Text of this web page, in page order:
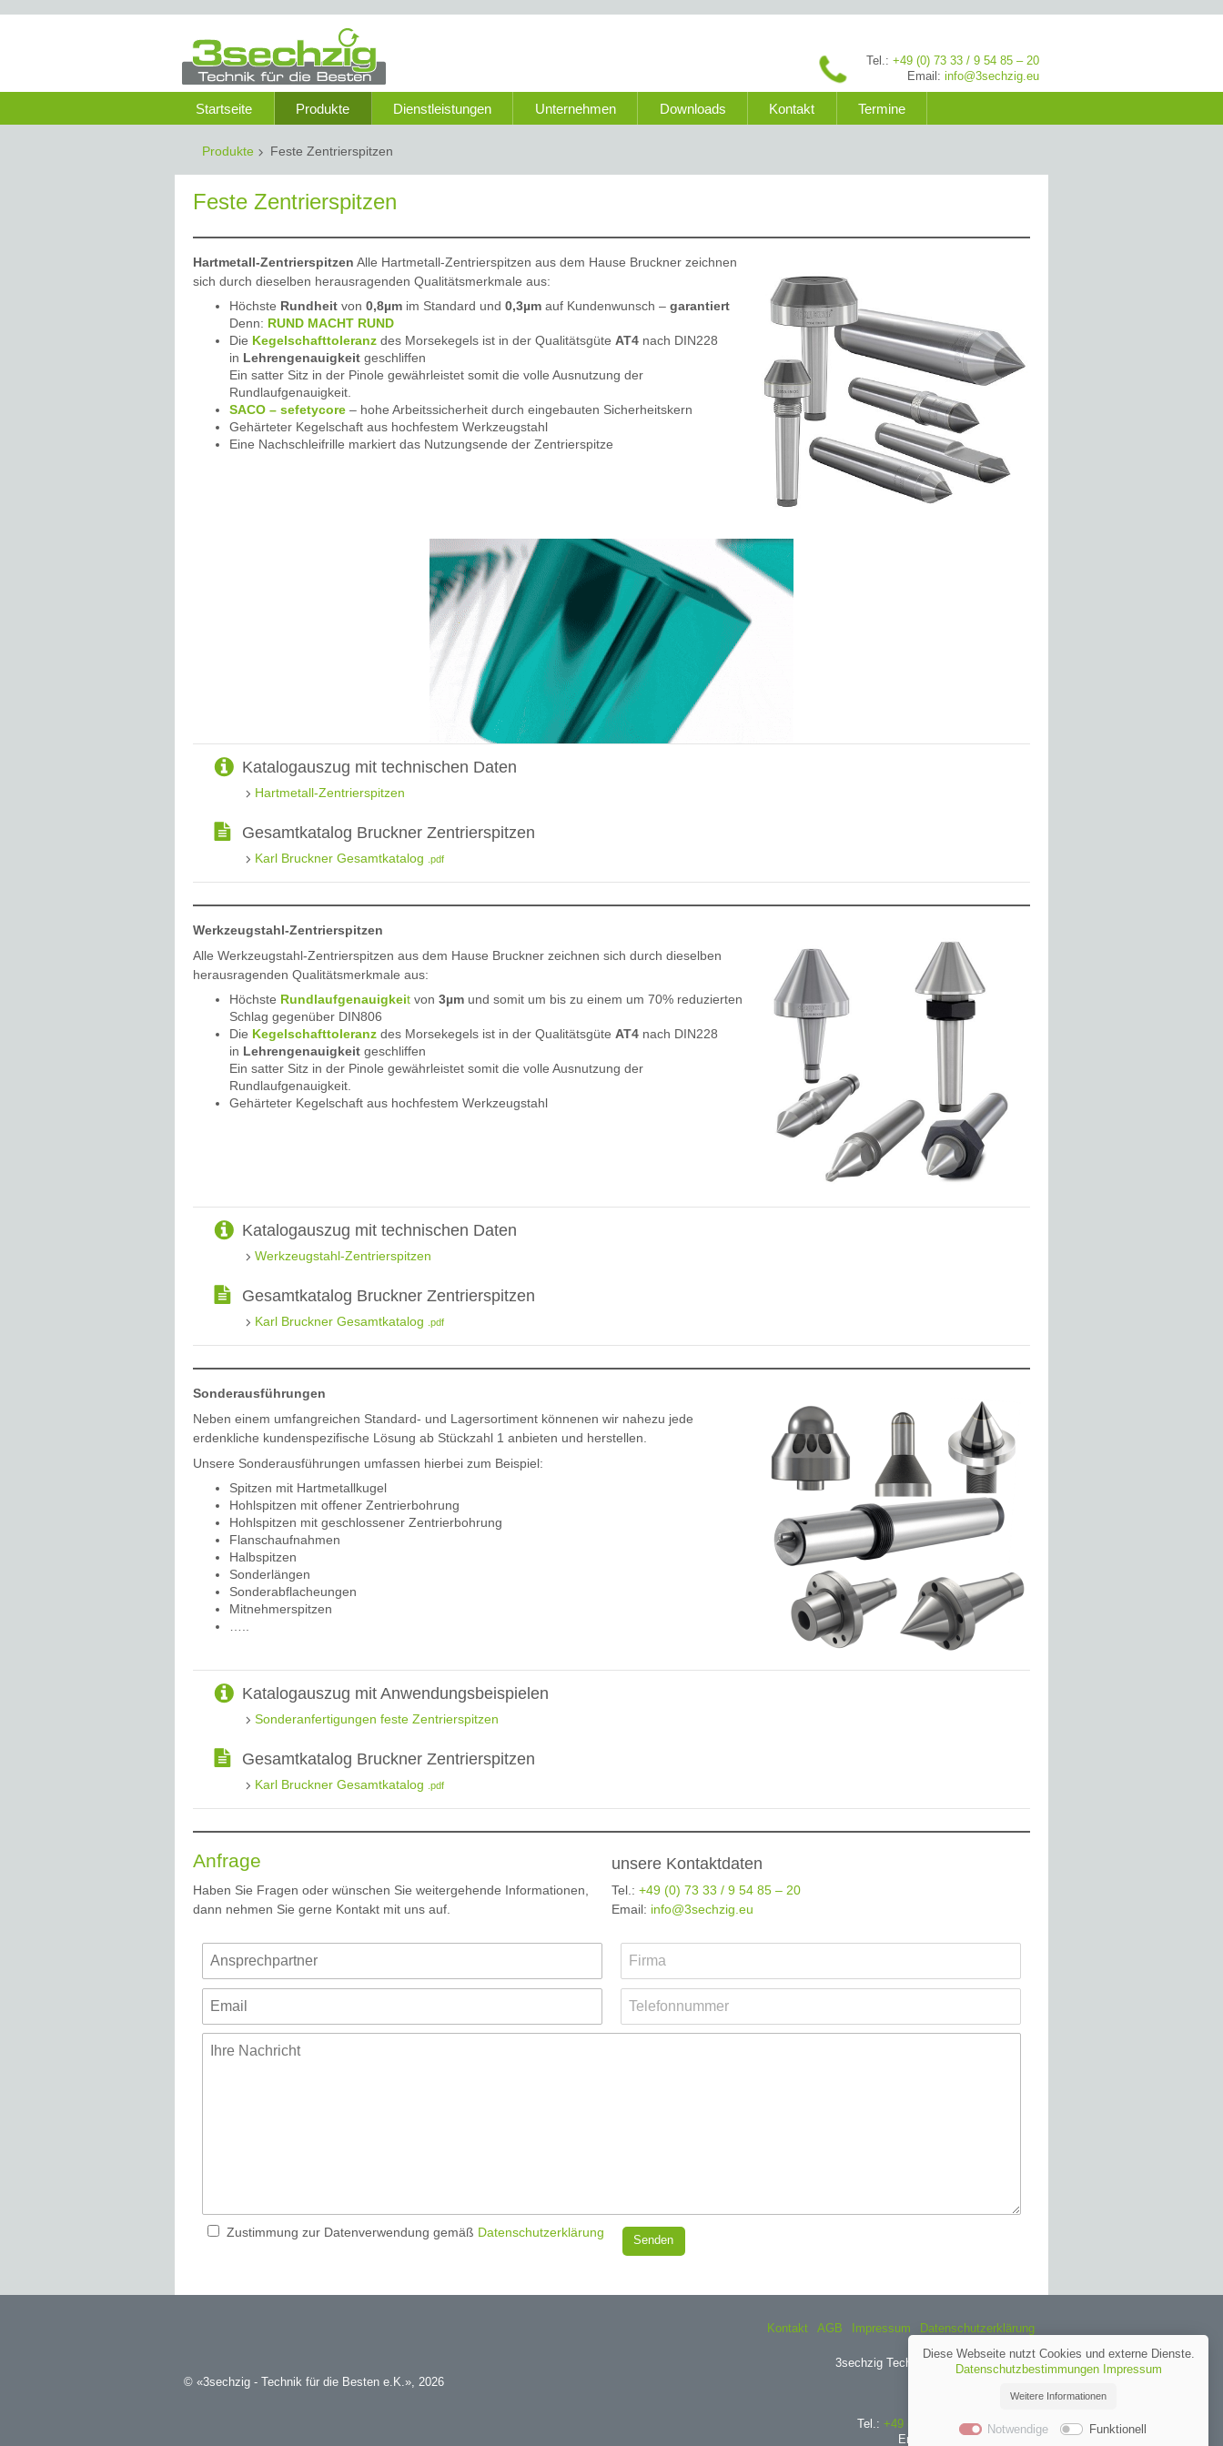
Tel.: +49 (0) 73 33 / 9 54 85 – 20
Email: info@3sechzig.eu
Startseite Produkte Dienstleistungen Unternehmen Downloads Kontakt Termine
Produkte Feste Zentrierspitzen
Feste Zentrierspitzen
Hartmetall-Zentrierspitzen Alle Hartmetall-Zentrierspitzen aus dem Hause Bruckner zeichnen
sich durch dieselben herausragenden Qualitätsmerkmale aus:
Höchste Rundheit von 0,8µm im Standard und 0,3µm auf Kundenwunsch – garantiert
Denn: RUND MACHT RUND
Die Kegelschafttoleranz des Morsekegels ist in der Qualitätsgüte AT4 nach DIN228
in Lehrengenauigkeit geschliffen
Ein satter Sitz in der Pinole gewährleistet somit die volle Ausnutzung der
Rundlaufgenauigkeit.
SACO – sefetycore – hohe Arbeitssicherheit durch eingebauten Sicherheitskern
Gehärteter Kegelschaft aus hochfestem Werkzeugstahl
Eine Nachschleifrille markiert das Nutzungsende der Zentrierspitze
Katalogauszug mit technischen Daten
Hartmetall-Zentrierspitzen
Gesamtkatalog Bruckner Zentrierspitzen
Karl Bruckner Gesamtkatalog .pdf
Werkzeugstahl-Zentrierspitzen
Alle Werkzeugstahl-Zentrierspitzen aus dem Hause Bruckner zeichnen sich durch dieselben
herausragenden Qualitätsmerkmale aus:
Höchste Rundlaufgenauigkeit von 3µm und somit um bis zu einem um 70% reduzierten
Schlag gegenüber DIN806
Die Kegelschafttoleranz des Morsekegels ist in der Qualitätsgüte AT4 nach DIN228
in Lehrengenauigkeit geschliffen
Ein satter Sitz in der Pinole gewährleistet somit die volle Ausnutzung der
Rundlaufgenauigkeit.
Gehärteter Kegelschaft aus hochfestem Werkzeugstahl
Katalogauszug mit technischen Daten
Werkzeugstahl-Zentrierspitzen
Gesamtkatalog Bruckner Zentrierspitzen
Karl Bruckner Gesamtkatalog .pdf
Sonderausführungen
Neben einem umfangreichen Standard- und Lagersortiment könnenen wir nahezu jede
erdenkliche kundenspezifische Lösung ab Stückzahl 1 anbieten und herstellen.
Unsere Sonderausführungen umfassen hierbei zum Beispiel:
Spitzen mit Hartmetallkugel
Hohlspitzen mit offener Zentrierbohrung
Hohlspitzen mit geschlossener Zentrierbohrung
Flanschaufnahmen
Halbspitzen
Sonderlängen
Sonderabflacheungen
Mitnehmerspitzen
…..
Katalogauszug mit Anwendungsbeispielen
Sonderanfertigungen feste Zentrierspitzen
Gesamtkatalog Bruckner Zentrierspitzen
Karl Bruckner Gesamtkatalog .pdf
Anfrage
Haben Sie Fragen oder wünschen Sie weitergehende Informationen,
dann nehmen Sie gerne Kontakt mit uns auf.
unsere Kontaktdaten
Tel.: +49 (0) 73 33 / 9 54 85 – 20
Email: info@3sechzig.eu
Zustimmung zur Datenverwendung gemäß Datenschutzerklärung
© «3sechzig - Technik für die Besten e.K.», 2026
Kontakt AGB Impressum Datenschutzerklärung
3sechzig Technik für die Besten e.K.
72589 Westerheim
Tel.: +49 (0) 73 33 / 9 54 85 – 20
Email:
Diese Webseite nutzt Cookies und externe Dienste.
Datenschutzbestimmungen
Impressum
Weitere Informationen
Notwendige Funktionell